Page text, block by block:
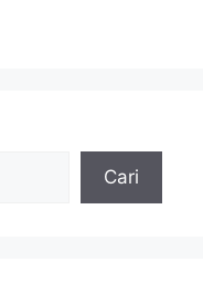
Cari